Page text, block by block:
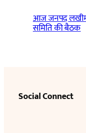
आज जनपद
समिति की बैठक
Social Connect